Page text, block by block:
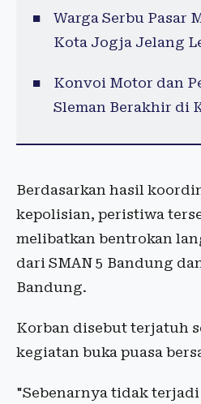
Warga Serbu Pasar
Kota Jogja Jelang
Konvoi Motor dan
Sleman Berakhir di
Berdasarkan hasil
kepolisian, peristiwa
melibatkan bentrokan
dari SMAN 5 Bandung
Bandung.
Korban disebut terjatuh
kegiatan buka puasa
"Sebenarnya tidak